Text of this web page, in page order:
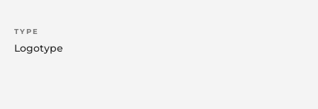
TYPE
Logotype